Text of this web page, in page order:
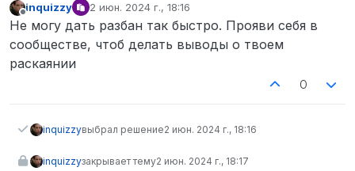
inquizzy 2 июн. 2024 г., 18:16
отредактировано
Не могу дать разбан так быстро. Прояви себя в
сообществе, чтоб делать выводы о твоем
раскаянии
0
inquizzyвыбрал решение2 июн. 2024 г., 18:16
inquizzyзакрывает тему2 июн. 2024 г., 18:17